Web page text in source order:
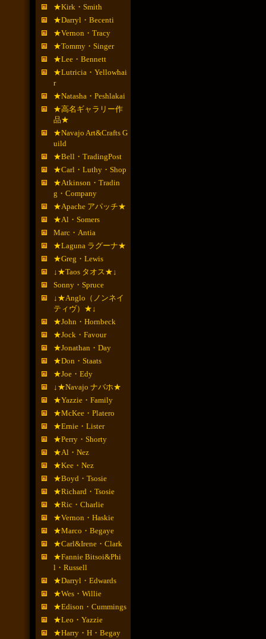
★Kirk・Smith
★Darryl・Becenti
★Vernon・Tracy
★Tommy・Singer
★Lee・Bennett
★Lutricia・Yellowhai
r
★Natasha・Peshlakai
★高名ギャラリー作
品★
★Navajo Art&Crafts G
uild
★Bell・TradingPost
★Carl・Luthy・Shop
★Atkinson・Tradin
g・Company
★Apache アパッチ★
★Al・Somers
Marc・Antia
★Laguna ラグーナ★
★Greg・Lewis
↓★Taos タオス★↓
Sonny・Spruce
↓★Anglo（ノンネイ
ティヴ）★↓
★John・Hornbeck
★Jock・Favour
★Jonathan・Day
★Don・Staats
★Joe・Edy
↓★Navajo ナバホ★
★Yazzie・Family
★McKee・Platero
★Ernie・Lister
★Perry・Shorty
★Al・Nez
★Kee・Nez
★Boyd・Tsosie
★Richard・Tsosie
★Ric・Charlie
★Vernon・Haskie
★Marco・Begaye
★Carl&Irene・Clark
★Fannie Bitsoi&Phi
l・Russell
★Darryl・Edwards
★Wes・Willie
★Edison・Cummings
★Leo・Yazzie
★Harry・H・Begay